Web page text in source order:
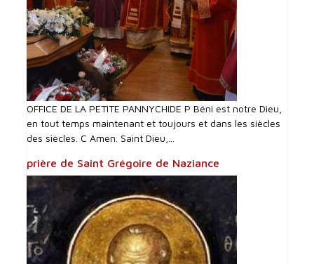
OFFICE DE LA PETITE PANNYCHIDE P Béni est notre Dieu,
en tout temps maintenant et toujours et dans les siècles
des siècles. C Amen. Saint Dieu,...
prière de Saint Grégoire de Naziance